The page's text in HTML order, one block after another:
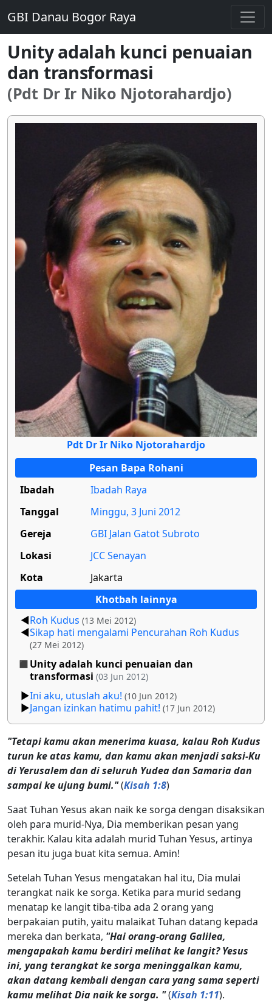
GBI Danau Bogor Raya
Unity adalah kunci penuaian
dan transformasi
(Pdt Dr Ir Niko Njotorahardjo)
Pdt Dr Ir Niko Njotorahardjo
Pesan Bapa Rohani
Ibadah
Ibadah Raya
Tanggal
Minggu, 3 Juni 2012
Gereja
GBI Jalan Gatot Subroto
Lokasi
JCC Senayan
Kota
Jakarta
Khotbah lainnya
Roh Kudus (13 Mei 2012)
Sikap hati mengalami Pencurahan Roh Kudus
(27 Mei 2012)
Unity adalah kunci penuaian dan
transformasi (03 Jun 2012)
Ini aku, utuslah aku! (10 Jun 2012)
Jangan izinkan hatimu pahit! (17 Jun 2012)
"Tetapi kamu akan menerima kuasa, kalau Roh Kudus
turun ke atas kamu, dan kamu akan menjadi saksi-Ku
di Yerusalem dan di seluruh Yudea dan Samaria dan
sampai ke ujung bumi."(Kisah 1:8)
Saat Tuhan Yesus akan naik ke sorga dengan disaksikan
oleh para murid-Nya, Dia memberikan pesan yang
terakhir. Kalau kita adalah murid Tuhan Yesus, artinya
pesan itu juga buat kita semua. Amin!
Setelah Tuhan Yesus mengatakan hal itu, Dia mulai
terangkat naik ke sorga. Ketika para murid sedang
menatap ke langit tiba-tiba ada 2 orang yang
berpakaian putih, yaitu malaikat Tuhan datang kepada
mereka dan berkata, "Hai orang-orang Galilea,
mengapakah kamu berdiri melihat ke langit? Yesus
ini, yang terangkat ke sorga meninggalkan kamu,
akan datang kembali dengan cara yang sama seperti
kamu melihat Dia naik ke sorga. "(Kisah 1:11).